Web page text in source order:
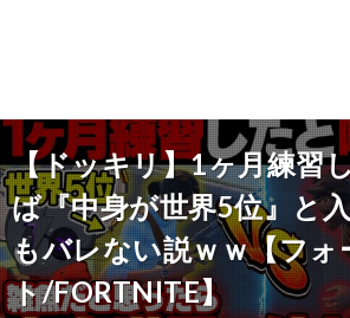
【ドッキリ】1ヶ月練習
ば『中身が世界5位』と
もバレない説ｗｗ【フォ
ト/FORTNITE】